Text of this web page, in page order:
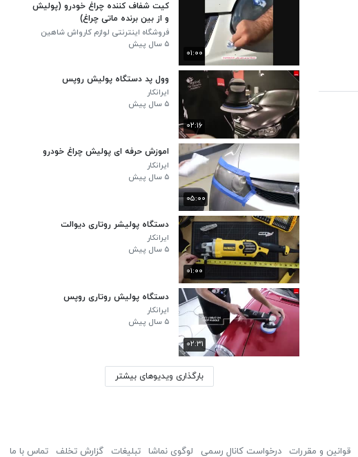
۰۱:۰۰
کیت شفاف کننده چراغ خودرو (پولیش
و از بین برنده ماتی چراغ)
فروشگاه اینترنتی لوازم کارواش شاهین
لوکس
۵ سال پیش
۰۲:۱۶
وول پد دستگاه پولیش روپس
ایرانکار
۵ سال پیش
۰۵:۰۰
اموزش حرفه ای پولیش چراغ خودرو
ایرانکار
۵ سال پیش
۰۱:۰۰
دستگاه پولیشر روتاری دیوالت
ایرانکار
۵ سال پیش
۰۲:۳۱
دستگاه پولیش روتاری روپس
ایرانکار
۵ سال پیش
بارگذاری ویدیوهای بیشتر
قوانین و مقررات درخواست کانال رسمی لوگوی نماشا تبلیغات گزارش تخلف تماس با ما